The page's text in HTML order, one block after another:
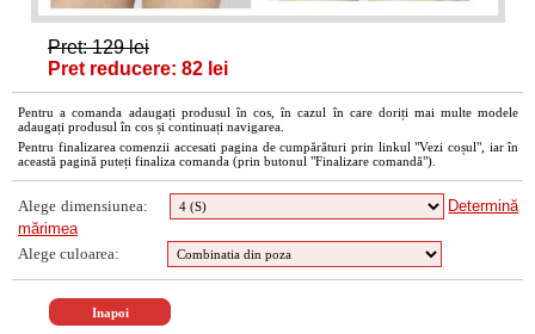
Pret: 129 lei
Pret reducere: 82 lei
Pentru a comanda adaugați produsul în cos, în cazul în care doriți mai multe modele
adaugați produsul în cos și continuați navigarea.
Pentru finalizarea comenzii accesati pagina de cumpărături prin linkul "Vezi coșul", iar în
această pagină puteți finaliza comanda (prin butonul "Finalizare comandă").
Alege dimensiunea:
Determină
mărimea
Alege culoarea: